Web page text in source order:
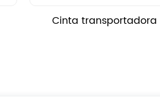
Cinta transportadora